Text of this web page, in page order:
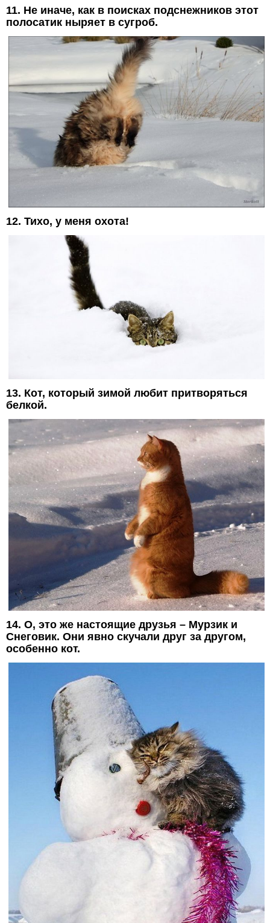
11. Не иначе, как в поисках подснежников этот
полосатик ныряет в сугроб.
12. Тихо, у меня охота!
13. Кот, который зимой любит притворяться
белкой.
14. О, это же настоящие друзья – Мурзик и
Снеговик. Они явно скучали друг за другом,
особенно кот.